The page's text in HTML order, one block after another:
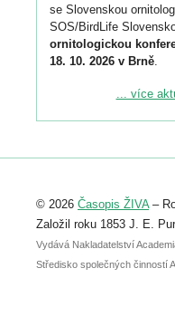
se Slovenskou
SOS/BirdLife
ornitologickou
18. 10. 2026 v Brně.
Podrobnější informace
Registrovat se můžete
abstraktu přihlášené
posteru je už 30.
... více
© 2026 Časopis ŽIVA–
Založil roku 1853 J. E.
Vydává Nakladatelství
Středisko společných činností